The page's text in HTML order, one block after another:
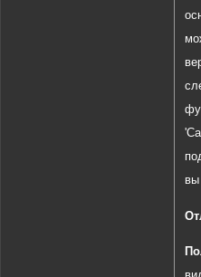
'
вы